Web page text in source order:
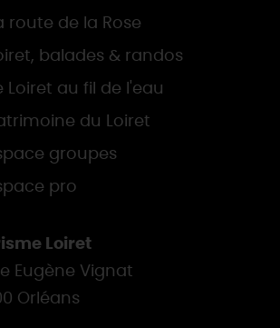
route de la Rose
balades & randos
Loiret au fil de l'eau
du Loiret
groupes
pro
Loiret
Eugène Vignat
Orléans